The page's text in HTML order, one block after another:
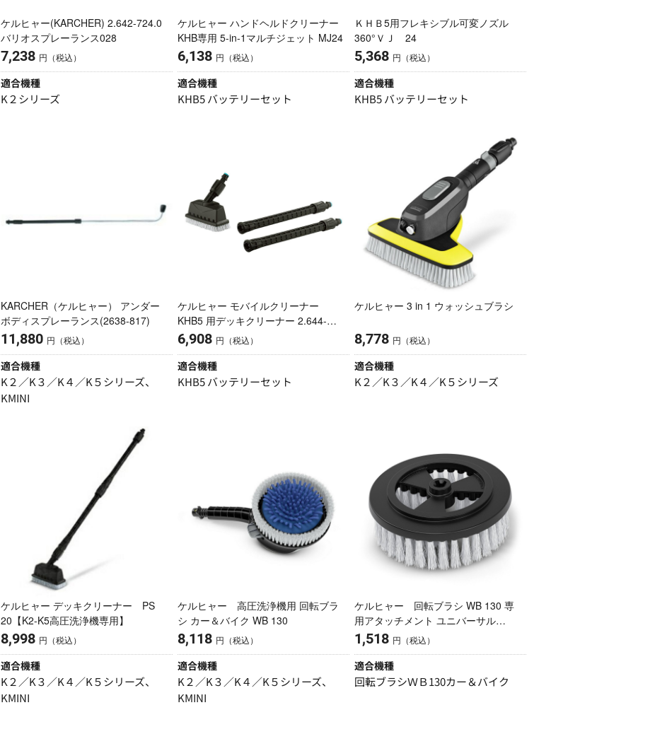
ケルヒャー(KARCHER) 2.642-724.0
バリオスプレーランス028
7,238 円（税込）
適合機種
K２シリーズ
ケルヒャー ハンドヘルドクリーナー
KHB専用 5-in-1マルチジェット MJ24
6,138 円（税込）
適合機種
KHB5 バッテリーセット
ＫＨＢ5用フレキシブル可変ノズル
360°ＶＪ 24
5,368 円（税込）
適合機種
KHB5 バッテリーセット
KARCHER（ケルヒャー） アンダー
ボディスプレーランス(2638-817)
11,880 円（税込）
適合機種
K２／K３／K４／K５シリーズ、
KMINI
ケルヒャー モバイルクリーナー
KHB5 用デッキクリーナー 2.644-
018.0
6,908 円（税込）
適合機種
KHB5 バッテリーセット
ケルヒャー 3 in 1 ウォッシュブラシ
8,778 円（税込）
適合機種
K２／K３／K４／K５シリーズ
ケルヒャー デッキクリーナー PS
20【K2-K5高圧洗浄機専用】
8,998 円（税込）
適合機種
K２／K３／K４／K５シリーズ、
KMINI
ケルヒャー 高圧洗浄機用 回転ブラ
シ カー＆バイク WB 130
8,118 円（税込）
適合機種
K２／K３／K４／K５シリーズ、
KMINI
ケルヒャー 回転ブラシ WB 130 専
用アタッチメント ユニバーサル
2.644-289.0
1,518 円（税込）
適合機種
回転ブラシＷＢ130カー＆バイク